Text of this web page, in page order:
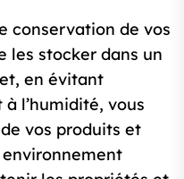
conservation de vos
les stocker dans un
en évitant
l’humidité, vous
vos produits et